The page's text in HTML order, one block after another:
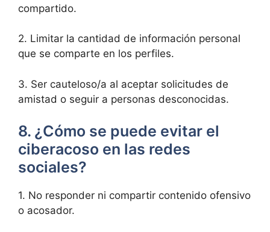
compartido.
2. Limitar la cantidad de información personal
que se comparte en los perfiles.
3. Ser cauteloso/a al aceptar solicitudes de
amistad o seguir a personas desconocidas.
8. ¿Cómo se puede evitar el
ciberacoso en las redes
sociales?
1. No responder ni compartir contenido ofensivo
o acosador.